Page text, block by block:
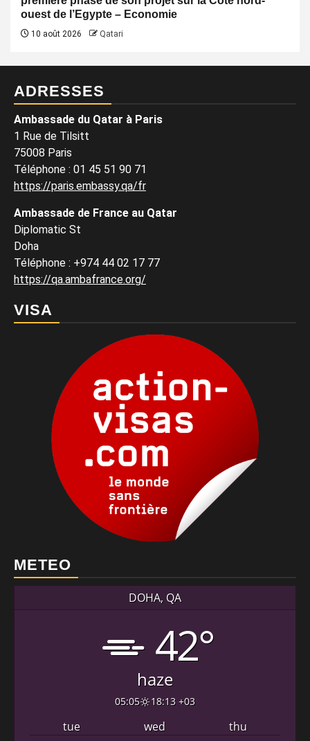
ouest de l’Egypte – Economie
10 août 2026 Qatari
ADRESSES
Ambassade du Qatar à Paris
1 Rue de Tilsitt
75008 Paris
Téléphone : 01 45 51 90 71
https://paris.embassy.qa/fr
Ambassade de France au Qatar
Diplomatic St
Doha
Téléphone : +974 44 02 17 77
https://qa.ambafrance.org/
VISA
METEO
DOHA, QA
42°
haze
05:05 18:13 +03
tue wed
thu